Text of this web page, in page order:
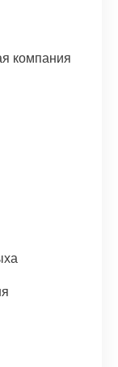
компания